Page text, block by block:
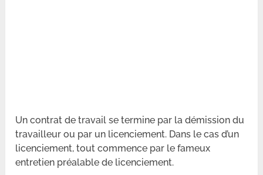
Un contrat de travail se termine par la démission du
travailleur ou par un licenciement. Dans le cas d’un
licenciement, tout commence par le fameux
entretien préalable de licenciement.